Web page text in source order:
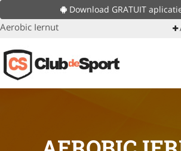
Download GRATUIT
Aerobic Iernut